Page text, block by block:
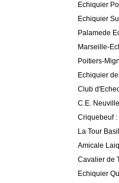
Echiquier
Echiquier
Palamede
Marseille-
Poitiers-
Echiquier
Club
C.E.
Criquebeuf :
La Tour
Amicale
Cavalier de
Echiquier